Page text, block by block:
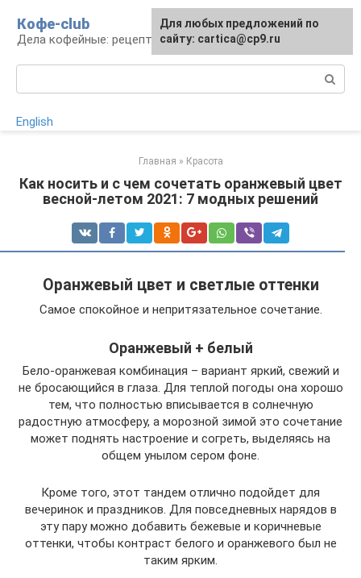
контенту
Кофе-club
Дела кофейные: рецепты и приготовление
English
Главная » Красота
Как носить и с чем сочетать оранжевый цвет
весной-летом 2021: 7 модных решений
Оранжевый цвет и светлые оттенки
Самое спокойное и непритязательное сочетание.
Оранжевый + белый
Бело-оранжевая комбинация – вариант яркий, свежий и
не бросающийся в глаза. Для теплой погоды она хорошо
тем, что полностью вписывается в солнечную
радостную атмосферу, а морозной зимой это сочетание
может поднять настроение и согреть, выделяясь на
общем унылом сером фоне.
Кроме того, этот тандем отлично подойдет для
вечеринок и праздников. Для повседневных нарядов в
эту пару можно добавить бежевые и коричневые
оттенки, чтобы контраст белого и оранжевого был не
таким ярким.
Для любых предложений по
сайту: cartica@cp9.ru